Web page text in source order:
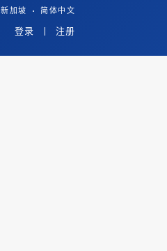
新加坡 · 简体中文
登录 注册